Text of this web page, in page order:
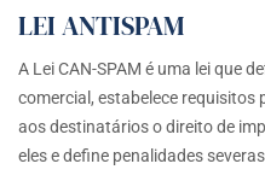
LEI ANTISPAM
A Lei CAN-SPAM é uma lei que
comercial, estabelece requisitos
aos destinatários o direito de
eles e define penalidades